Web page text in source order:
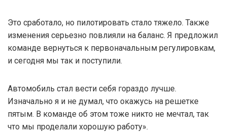
Это сработало, но пилотировать стало тяжело. Также
изменения серьезно повлияли на баланс. Я предложил
команде вернуться к первоначальным регулировкам,
и сегодня мы так и поступили.
Автомобиль стал вести себя гораздо лучше.
Изначально я и не думал, что окажусь на решетке
пятым. В команде об этом тоже никто не мечтал, так
что мы проделали хорошую работу».